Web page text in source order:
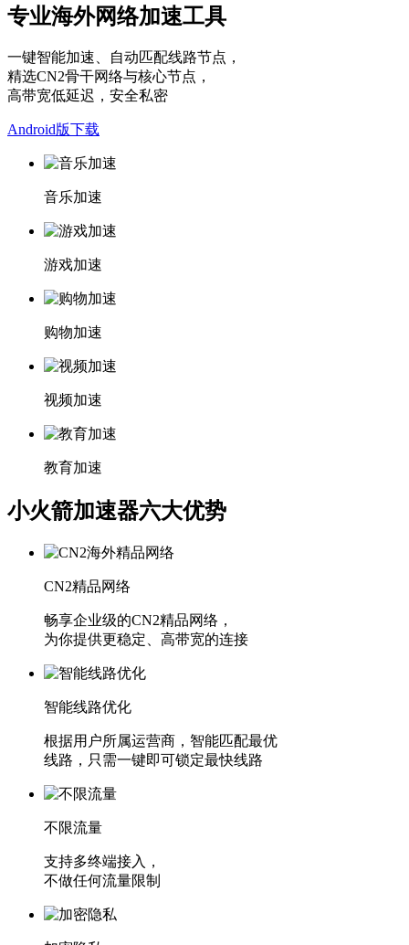
专业海外网络加速工具
一键智能加速、自动匹配线路节点，
精选CN2骨干网络与核心节点，
高带宽低延迟，安全私密
Android版下载
音乐加速
游戏加速
购物加速
视频加速
教育加速
小火箭加速器六大优势
CN2精品网络
畅享企业级的CN2精品网络，
为你提供更稳定、高带宽的连接
智能线路优化
根据用户所属运营商，智能匹配最优
线路，只需一键即可锁定最快线路
不限流量
支持多终端接入，
不做任何流量限制